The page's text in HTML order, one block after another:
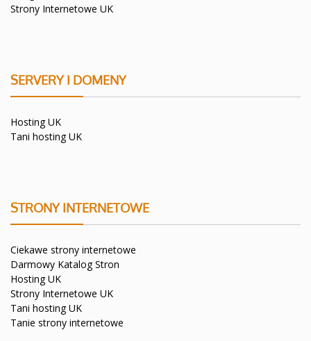
Strony Internetowe UK
SERVERY I DOMENY
Hosting UK
Tani hosting UK
STRONY INTERNETOWE
Ciekawe strony internetowe
Darmowy Katalog Stron
Hosting UK
Strony Internetowe UK
Tani hosting UK
Tanie strony internetowe